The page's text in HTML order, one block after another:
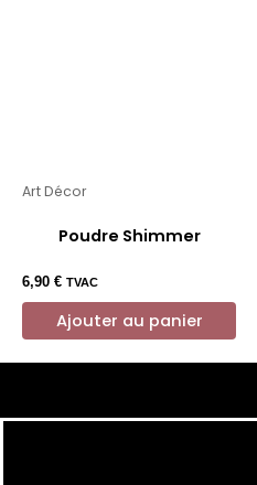
Art Décor
Poudre Shimmer
6,90 € TVAC
Ajouter au panier